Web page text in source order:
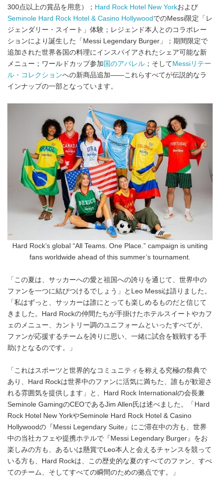
300点以上の賞品を用意）； Hard Rock Hotel New Yorkおよび
Seminole Hard Rock Hotel & Casino Hollywood でのMessi限定「レ
ジェンダリー・スイート」体験；レジェンド本人とのコラボレー
ションにより誕生した「Messi Legendary Burger」；期間限定で
追加された世界各国の料理にインスパイアされたシェア可能な新
メニュー；ワールドカップ参加 国のアパレル ；そして Messiリテー
ル・コレクションへの新商品追加――これらすべてが伝説的なラ
インナップの一部となっています。
Hard Rock’s global “All Teams. One Place.” campaign is uniting
fans worldwide ahead of this summer’s tournament.
「この夏は、サッカーへの愛と祖国への誇りを通じて、世界中の
ファンを一つに結びつけるでしょう」とLeo Messiは語りました。
「私はずっと、サッカーは誰にとっても楽しめるものだと信じて
きました。Hard Rockの仲間たちが手掛けたホテルスイートやカフ
ェのメニュー、カントリー調のユニフォームといったすべてが、
ファンが応援するチームを誇りに思い、一緒に試合を観戦する手
助けとなるのです。」
「これはスポーツと世界的なコミュニティを称える究極の祭典で
あり、Hard Rockは世界中のファンに活気に満ちた、誰もが歓迎さ
れる雰囲気を提供します」と、Hard Rock Internationalの会長兼
Seminole GamingのCEOであるJim Allen氏は述べました。「Hard
Rock Hotel New YorkやSeminole Hard Rock Hotel & Casino
Hollywoodの『Messi Legendary Suite』にご滞在中の方も、世界
中の当社カフェや提携ホテルで『Messi Legendary Burger』をお
楽しみの方も、あるいは懸賞でLeo本人と会えるチャンスを競って
いる方も、Hard Rockは、この歴史的な夏のすべてのファン、すべ
てのチーム、そしてすべての瞬間のための拠点です。」